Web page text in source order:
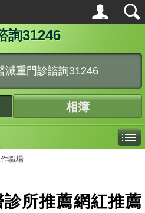
詢31246
減重門診諮詢31246
相簿
職場
所推薦網紅推薦